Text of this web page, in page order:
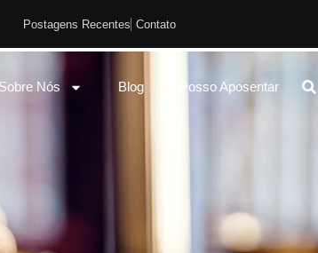
Postagens Recentes Contato
Sobre Nós Blog Posso Aposentar